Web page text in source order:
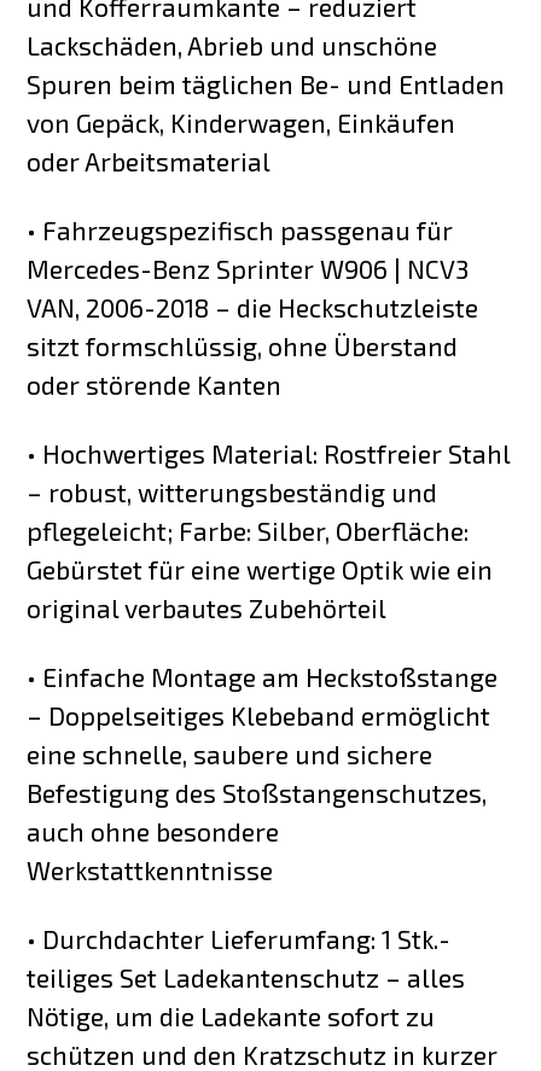
und Kofferraumkante – reduziert
Lackschäden, Abrieb und unschöne
Spuren beim täglichen Be- und Entladen
von Gepäck, Kinderwagen, Einkäufen
oder Arbeitsmaterial
• Fahrzeugspezifisch passgenau für
Mercedes-Benz Sprinter W906 | NCV3
VAN, 2006-2018 – die Heckschutzleiste
sitzt formschlüssig, ohne Überstand
oder störende Kanten
• Hochwertiges Material: Rostfreier Stahl
– robust, witterungsbeständig und
pflegeleicht; Farbe: Silber, Oberfläche:
Gebürstet für eine wertige Optik wie ein
original verbautes Zubehörteil
• Einfache Montage am Heckstoßstange
– Doppelseitiges Klebeband ermöglicht
eine schnelle, saubere und sichere
Befestigung des Stoßstangenschutzes,
auch ohne besondere
Werkstattkenntnisse
• Durchdachter Lieferumfang: 1 Stk.-
teiliges Set Ladekantenschutz – alles
Nötige, um die Ladekante sofort zu
schützen und den Kratzschutz in kurzer